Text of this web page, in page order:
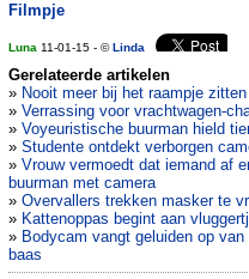
Filmpje
Luna 11-01-15 - ©Linda
Gerelateerde artikelen
» Nooit meer bij het raampje zitten
» Verrassing voor vrachtwagen-
» Voyeuristische buurman hield
» Studente ontdekt verborgen
» Vrouw vermoedt dat iemand af
buurman met camera
» Overvallers trekken masker te
» Kattenoppas begint aan
» Bodycam vangt geluiden op
baas